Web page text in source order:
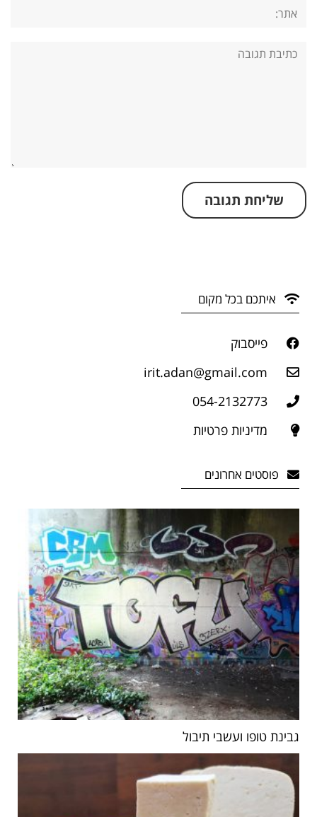
תגובה:
איתכם בכל מקום
פייסבוק
irit.adan@gmail.com
054-2132773
מדיניות פרטיות
פוסטים אחרונים
גבינת טופו ועשבי תיבול